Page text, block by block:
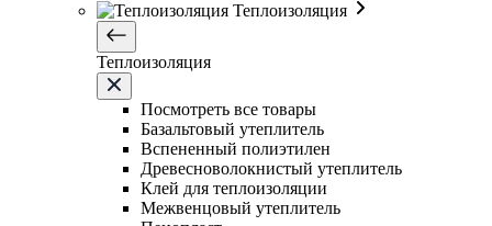
Теплоизоляция
Теплоизоляция
Посмотреть все товары
Базальтовый утеплитель
Вспененный полиэтилен
Древесноволокнистый утеплитель
Клей для теплоизоляции
Межвенцовый утеплитель